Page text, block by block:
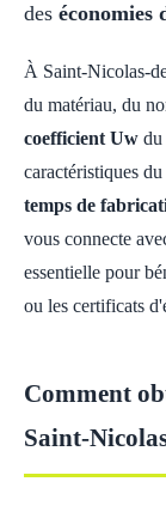
des économies
À Saint-Nicolas-
du matériau, du
coefficient Uw du
caractéristiques du
temps de
vous connecte
essentielle pour
ou les certificats
Comment
Saint-